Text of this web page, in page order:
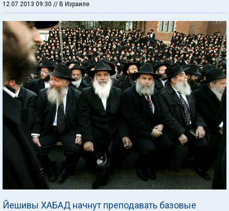
12.07.2013 09:30 // В Израиле
Йешивы ХАБАД начнут преподавать базовые